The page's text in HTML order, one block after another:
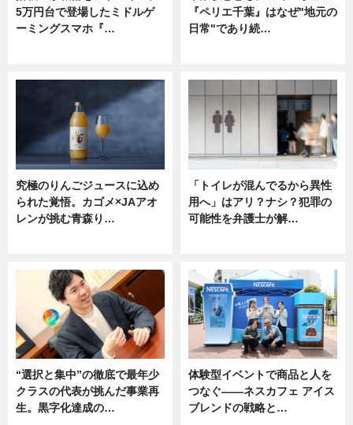
5万円台で登場したミドルゲ
ーミングスマホ『…
『ペリエ千葉』はなぜ"地元の
日常"であり続…
究極のりんごジュースに込め
られた覚悟。カゴメ×JAアオ
レンが挑む青森り…
「トイレが混んでるから異性
用へ」はアリ？ナシ？犯罪の
可能性を弁護士が解…
“選択と集中”の徹底で最年少
クラスの代表が挑んだ事業再
生。黒字化達成の…
体験型イベントで商品と人を
つなぐ――ネスカフェ アイス
ブレンドの戦略と…